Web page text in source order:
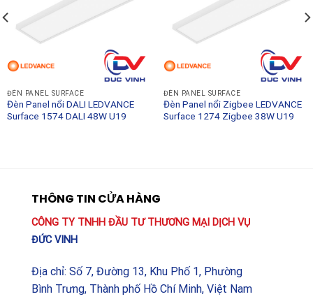
Chỉ số hoàn màu:
Hiệu suất quang thông:
~110 lm/W
Tuổi thọ:
50.000 giờ (L70/B50)
Điện áp hoạt động:220-240V AC
Vật liệu:Khung nhôm trắng, tấm tán quang
sáng chuyên nghiệp nào. Với sự kết hợp giữa độ bền bỉ,
tính linh hoạt trong điều chỉnh ánh sáng và thương hiệu
uy tín toàn cầu, sản phẩm không chỉ thắp sáng không
gian mà còn nâng tầm giá trị cho công trình của bạn.
ĐÈN PANEL SURFACE
Đèn Panel nổi DALI LEDVANCE
Surface 1574 DALI 48W U19
ĐÈN PANEL SURFACE
Đèn Panel nổi Zigbee LEDVANCE
Surface 1274 Zigbee 38W U19
THÔNG TIN CỬA HÀNG
CÔNG TY TNHH ĐẦU TƯ THƯƠNG MẠI DỊCH VỤ
ĐỨC VINH
Địa chỉ: Số 7, Đường 13, Khu Phố 1, Phường
Bình Trưng, Thành phố Hồ Chí Minh, Việt Nam